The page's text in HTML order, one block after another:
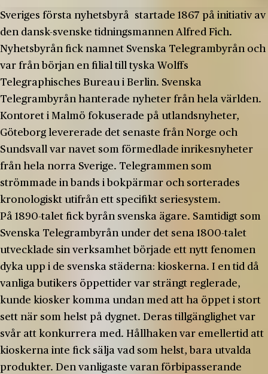
Sveriges första nyhetsbyrå startade 1867 på initiativ av
den dansk-svenske tidningsmannen Alfred Fich.
Nyhetsbyrån fick namnet Svenska Telegrambyrån och
var från början en filial till tyska Wolffs
Telegraphisches Bureau i Berlin. Svenska
Telegrambyrån hanterade nyheter från hela världen.
Kontoret i Malmö fokuserade på utlandsnyheter,
Göteborg levererade det senaste från Norge och
Sundsvall var navet som förmedlade inrikesnyheter
från hela norra Sverige. Telegrammen som
strömmade in bands i bokpärmar och sorterades
kronologiskt utifrån ett specifikt seriesystem.
På 1890-talet fick byrån svenska ägare. Samtidigt som
Svenska Telegrambyrån under det sena 1800-talet
utvecklade sin verksamhet började ett nytt fenomen
dyka upp i de svenska städerna: kioskerna. I en tid då
vanliga butikers öppettider var strängt reglerade,
kunde kiosker komma undan med att ha öppet i stort
sett när som helst på dygnet. Deras tillgänglighet var
svår att konkurrera med. Hållhaken var emellertid att
kioskerna inte fick sälja vad som helst, bara utvalda
produkter. Den vanligaste varan förbipasserande